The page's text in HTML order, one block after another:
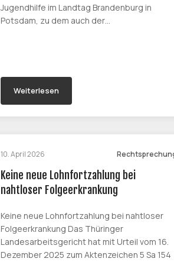
Jugendhilfe im Landtag Brandenburg in
Potsdam, zu dem auch der…
Weiterlesen
10. April 2026
Keine neue Lohnfortzahlung bei
nahtloser Folgeerkrankung
Keine neue Lohnfortzahlung bei nahtloser
Folgeerkrankung Das Thüringer
Landesarbeitsgericht hat mit Urteil vom 16.
Dezember 2025 zum Aktenzeichen 5 Sa 154